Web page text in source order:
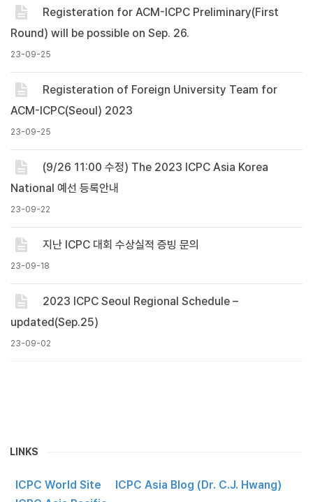
Registeration for ACM-ICPC Preliminary(First
Round) will be possible on Sep. 26.
23-09-25
Registeration of Foreign University Team for
ACM-ICPC(Seoul) 2023
23-09-25
(9/26 11:00 수정) The 2023 ICPC Asia Korea
National 예선 등록안내
23-09-22
지난 ICPC 대회 수상실적 증빙 문의
23-09-18
2023 ICPC Seoul Regional Schedule –
updated(Sep.25)
23-09-02
LINKS
ICPC World Site
ICPC Asia Blog (Dr. C.J. Hwang)